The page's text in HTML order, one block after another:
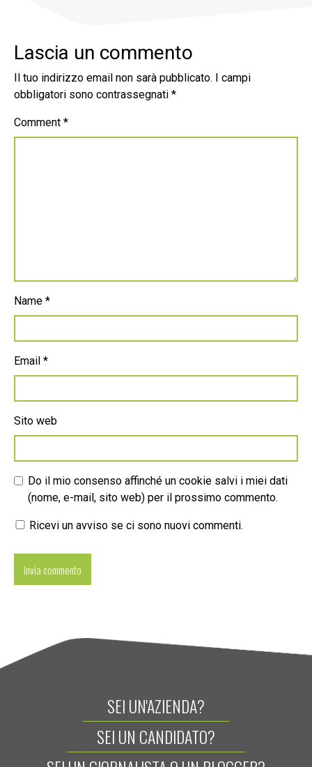
Lascia un commento
Il tuo indirizzo email non sarà pubblicato.
I campi
obbligatori sono contrassegnati *
Comment *
Name *
Email *
Sito web
Do il mio consenso affinché un cookie salvi i miei dati
(nome, e-mail, sito web) per il prossimo commento.
Ricevi un avviso se ci sono nuovi commenti.
SEI UN'AZIENDA?
SEI UN CANDIDATO?